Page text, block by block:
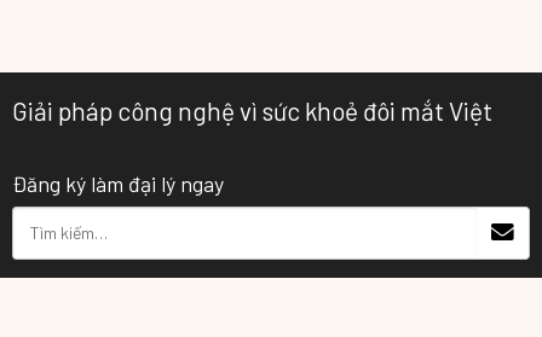
Giải pháp công nghệ vì sức khoẻ đôi mắt Việt
Đăng ký làm đại lý ngay